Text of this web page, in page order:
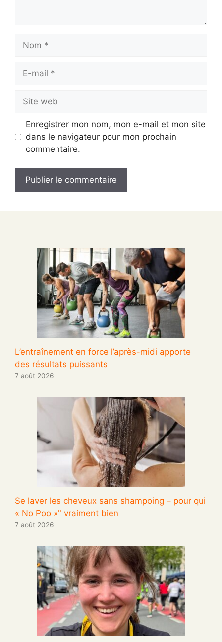
Nom
Site
web
Enregistrer mon nom, mon e-mail et mon site
dans le navigateur pour mon prochain
commentaire.
L’entraînement en force l’après-midi apporte
des résultats puissants
7 août 2026
Se laver les cheveux sans shampoing – pour qui
« No Poo »" vraiment bien
7 août 2026